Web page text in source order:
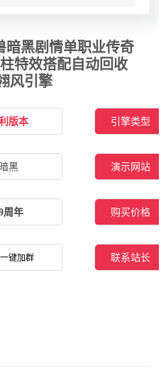
暗黑剧情单职业传奇
特效搭配自动回收
风引擎
版本 引擎类型
暗黑 演示网站
周年 购买价格
键加群 联系站长